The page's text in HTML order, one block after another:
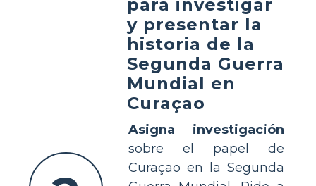
para investigar
y presentar la
historia de la
Segunda Guerra
Mundial en
Curaçao
Asigna investigación
sobre el papel de
Curaçao en la Segunda